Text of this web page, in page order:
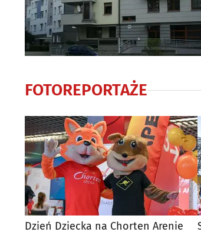
FOTOREPORTAŻE
Dzień Dziecka na Chorten Arenie